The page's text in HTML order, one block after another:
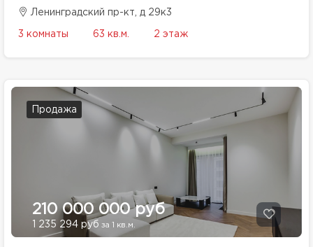
Ленинградский пр-кт, д 29к3
3 комнаты 63 кв.м. 2 этаж
Продажа
210 000 000 руб
1 235 294 руб за 1 кв.м.